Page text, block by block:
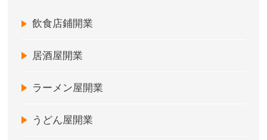
飲食店鋪開業
居酒屋開業
ラーメン屋開業
うどん屋開業